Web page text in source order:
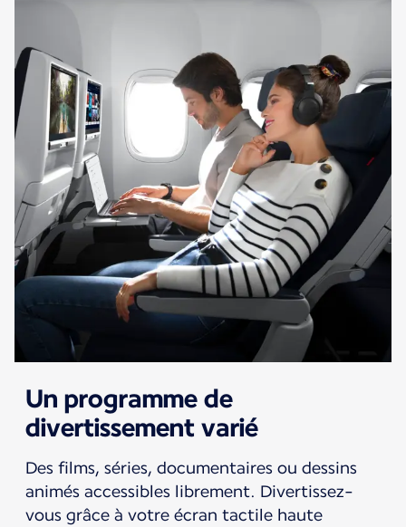
Un programme de
divertissement varié
Des films, séries, documentaires ou dessins
animés accessibles librement. Divertissez-
vous grâce à votre écran tactile haute